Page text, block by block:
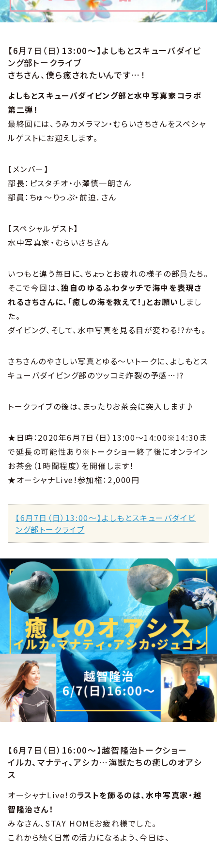
【6月7日（日）13:00〜】よしもとスキューバダイビ
ング部トークライブ
さちさん、僕ら癒されたいんです…！
よしもとスキューバダイビング部と水中写真家コラボ
第二弾！
最終回には、うみカメラマン・むらいさちさんをスペシャ
ルゲストにお迎えします。
【メンバー】
部長：ピスタチオ・小澤慎一朗さん
部員：ちゅ～りっぷ・前迫．さん
【スペシャルゲスト】
水中写真家・むらいさちさん
いつもと違う毎日に、ちょっとお疲れの様子の部員たち。
そこで今回は、独自のゆるふわタッチで海中を表現さ
れるさちさんに、「癒しの海を教えて！」とお願い しまし
た。
ダイビング、そして、水中写真を見る目が変わる!?かも。
さちさんのやさしい写真とゆる〜いトークに、よしもとス
キューバダイビング部のツッコミ炸裂の予感…!?
トークライブの後は、まったりお茶会に突入します♪
★日時：2020年6月7日（日）13:00〜14:00※14:30ま
で延長の可能性あり※トークショー終了後にオンライン
お茶会（1時間程度）を開催します！
★オーシャナLive!参加権：2,000円
【6月7日（日）13:00〜】よしもとスキューバダイビ
ング部トークライブ
【6月7日（日）16:00〜】越智隆治トークショー
イルカ、マナティ、アシカ…海獣たちの癒しのオアシ
ス
オーシャナLive!のラストを飾るのは、水中写真家・越
智隆治さん！
みなさん、STAY HOMEお疲れ様でした。
これから続く日常の活力になるよう、今日は、